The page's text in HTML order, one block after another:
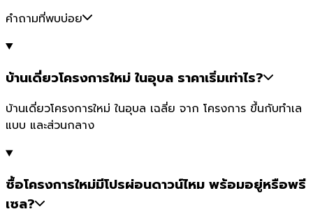
คำถามที่พบบ่อย
บ้านเดี่ยวโครงการใหม่ ในอุบล ราคาเริ่มเท่าไร?
บ้านเดี่ยวโครงการใหม่ ในอุบล เฉลี่ย จาก โครงการ ขึ้นกับทำเล
แบบ และส่วนกลาง
ซื้อโครงการใหม่มีโปรผ่อนดาวน์ไหม พร้อมอยู่หรือพรี
เซล?